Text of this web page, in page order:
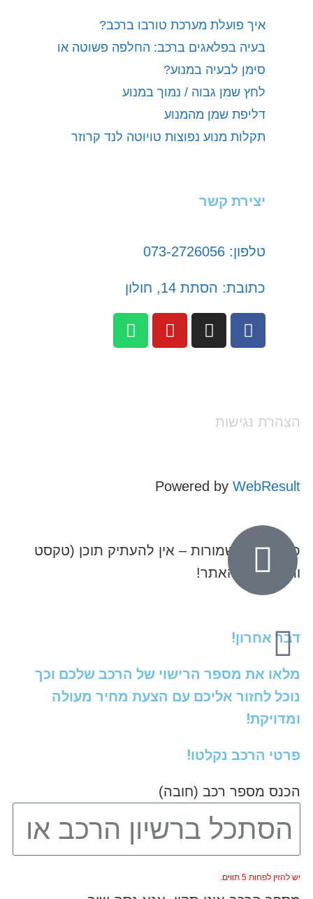
איך פועלת מערכת טורבו ברכב?
בעיה בפלאגים ברכב: החלפה פשוטה או
סימן לבעיה במנוע?
לחץ שמן גבוה / נמוך במנוע
דליפת שמן מהמנוע
תקלות מנוע נפוצות טויוטה לנד קרוזר
יצירת קשר
טלפון: 073-2726056
כתובת: הסתת 14, חולון
הצהרת נגישות
Powered byWebResult
כל הזכויות שמורות – אין להעתיק תוכן (טקסט
ותמונות) מהאתר!
דבר אחרון!
מלאו את מספר הרישוי של הרכב שלכם וכך
נוכל לחזור אליכם עם הצעת מחיר מעולה
ומדויקת!
פרטי הרכב נקלטו!
הכנס מספר רכב (חובה)
יש להזין לפחות 5 תווים.